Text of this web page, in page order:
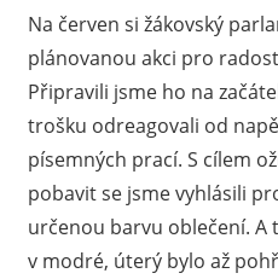
Na červen si žákovský
plánovanou akci pro
Připravili jsme ho na
trošku odreagovali od
písemných prací. S cílem
pobavit se jsme vyhlásili
určenou barvu oblečení. A
v modré, úterý bylo až